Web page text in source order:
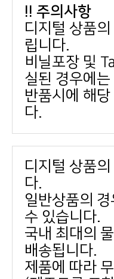
!! 주의사항
립니다.
실된 경우에는
다.
다.
수 있습니다.
배송됩니다.
제품에 따라